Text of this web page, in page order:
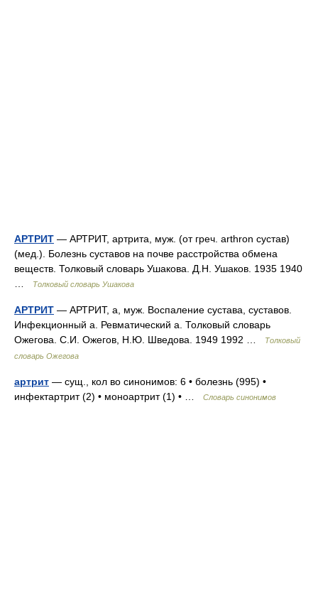
АРТРИТ — АРТРИТ, артрита, муж. (от греч. arthron сустав)
(мед.). Болезнь суставов на почве расстройства обмена
веществ. Толковый словарь Ушакова. Д.Н. Ушаков. 1935 1940
Толковый словарь Ушакова
АРТРИТ — АРТРИТ, а, муж. Воспаление сустава, суставов.
Инфекционный а. Ревматический а. Толковый словарь
Ожегова. С.И. Ожегов, Н.Ю. Шведова. 1949 1992 …
Толковый
словарь Ожегова
артрит — сущ., кол во синонимов: 6 • болезнь (995) •
инфектартрит (2) • моноартрит (1) • …
Словарь синонимов